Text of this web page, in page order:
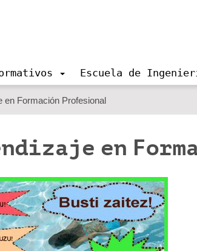
Escuela de
en Formación Profesional
en